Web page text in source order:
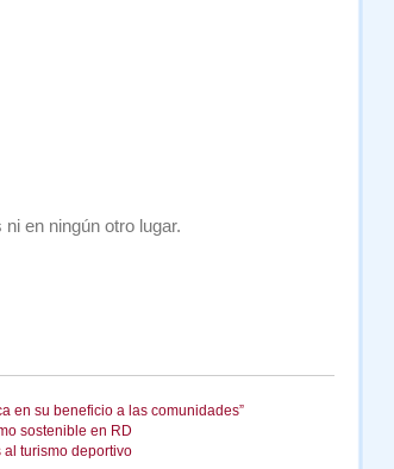
en ningún otro lugar.
en su beneficio a las comunidades”
sostenible en RD
turismo deportivo